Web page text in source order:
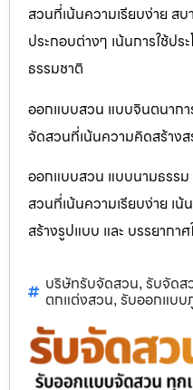
สวนที่เน้นความเรียบง่าย ส
ประกอบต่างๆ เน้นการใช้ปร
ธรรมชาติ
ออกแบบสวน แบบจินตนาก
จัดสวนที่เน้นความคิดสร้าง
ออกแบบสวน แบบนามธรร
สวนที่เน้นความเรียบง่าย เน้
สร้างรูปแบบ และ บรรยากา
บริษัทรับจัดสวน, รับจัดส
ตกแต่งสวน, รับออกแบ